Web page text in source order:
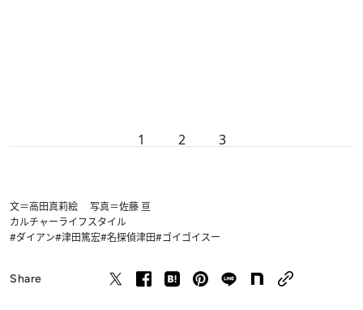
1 2 3
文＝高田真莉絵 写真＝佐藤 亘
カルチャーライフスタイル
#ダイアン#津田篤宏#名探偵津田#ゴイゴイスー
Share